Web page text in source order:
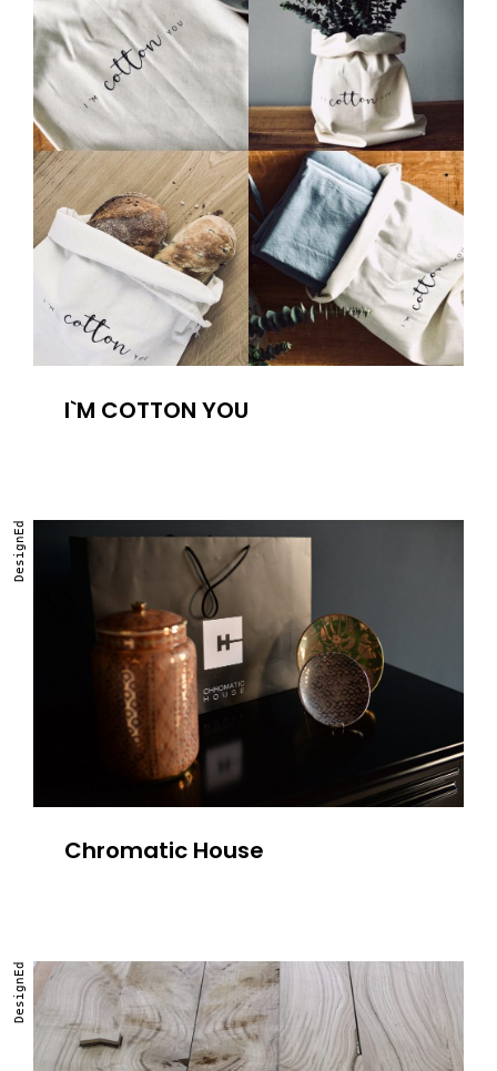
I`M COTTON YOU
Chromatic House
DesignEd
DesignEd